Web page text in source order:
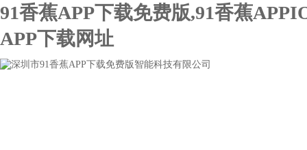
91香蕉APP下载免费版,91香蕉
APP下载网址